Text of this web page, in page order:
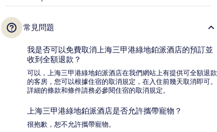
常見問題
我是否可以免費取消上海三甲港綠地鉑派酒店的預訂並
收到全額退款？
可以，上海三甲港綠地鉑派酒店在我們網站上有提供可全額退款
的客房，您可以根據住宿的取消規定，在入住前幾天取消即可。
詳細的條款和條件請務必參閱住宿的取消規定。
上海三甲港綠地鉑派酒店是否允許攜帶寵物？
很抱歉，恕不允許攜帶寵物。